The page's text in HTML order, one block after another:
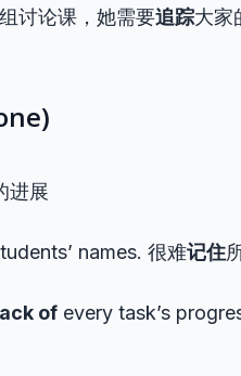
讨论课，她需要追踪大家
进展
names. 很难记住
of every task’s